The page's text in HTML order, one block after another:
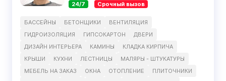
24/7 Срочный вызов
БАССЕЙНЫ БЕТОНЩИКИ
ВЕНТИЛЯЦИЯ
ГИДРОИЗОЛЯЦИЯ
ГИПСОКАРТОН
ДВЕРИ
ДИЗАЙН ИНТЕРЬЕРА
КАМИНЫ
КЛАДКА КИРПИЧА
КРЫШИ
КУХНИ ЛЕСТНИЦЫ
МАЛЯРЫ - ШТУКАТУРЫ
МЕБЕЛЬ НА ЗАКАЗ
ОКНА ОТОПЛЕНИЕ
ПЛИТОЧНИКИ